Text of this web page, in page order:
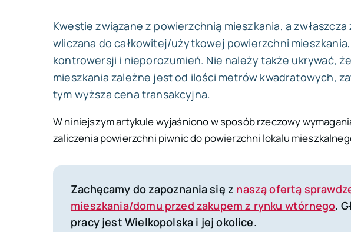
Kwestie związane z powierzchnią mieszkania, a
wliczana do całkowitej/użytkowej powierzchni
kontrowersji i nieporozumień. Nie należy także ukrywać,
mieszkania zależne jest od ilości metrów kwadratowych,
tym wyższa cena transakcyjna.
W niniejszym artykule wyjaśniono w sposób rzeczowy
zaliczenia powierzchni piwnic do powierzchni lokalu
Zachęcamy do zapoznania się z naszą ofertą
mieszkania/domu przed zakupem z rynku wtórnego.
pracy jest Wielkopolska i jej okolice.